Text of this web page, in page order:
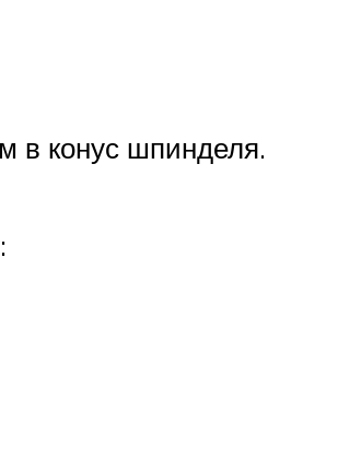
в конус шпинделя.